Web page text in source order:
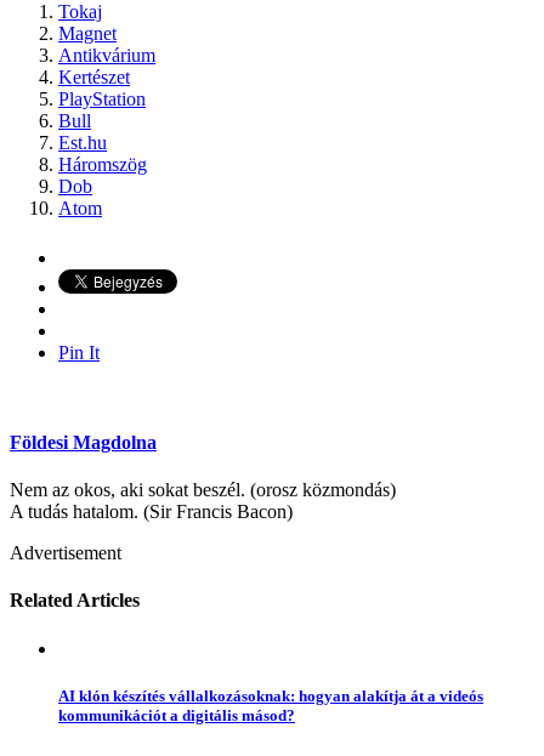
Tokaj
Magnet
Antikvárium
Kertészet
PlayStation
Bull
Est.hu
Háromszög
Dob
Atom
Pin It
Földesi Magdolna
Nem az okos, aki sokat beszél. (orosz közmondás)
A tudás hatalom. (Sir Francis Bacon)
Advertisement
Related Articles
AI klón készítés vállalkozásoknak: hogyan alakítja át a videós
kommunikációt a digitális másod?